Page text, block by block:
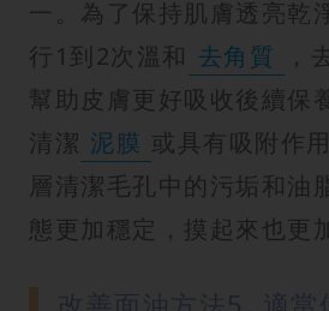
一。為了保持肌膚透亮乾
行1到2次溫和 去角質
，
幫助皮膚更好吸收後續保
清潔 泥膜 或具有吸附作
層清潔毛孔中的污垢和油
態更加穩定，摸起來也更